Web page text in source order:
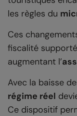
les règles du
Ces
fiscalité
augmentant l’
Avec la baisse
régime réel
Ce dispositif